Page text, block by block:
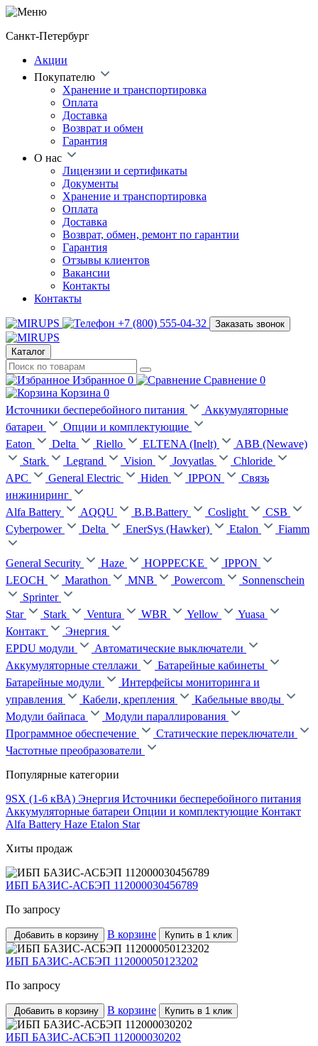
Санкт-Петербург
Акции
Покупателю
Хранение и транспортировка
Оплата
Доставка
Возврат и обмен
Гарантия
О нас
Лицензии и сертификаты
Документы
Хранение и транспортировка
Оплата
Доставка
Возврат, обмен, ремонт по гарантии
Гарантия
Отзывы клиентов
Вакансии
Контакты
Контакты
+7 (800) 555-04-32 Заказать звонок
Каталог
Избранное 0 Сравнение 0
Корзина 0
Источники бесперебойного питания
Аккумуляторные
батареи
Опции и комплектующие
Eaton
Delta Riello ELTENA (Inelt)
ABB (Newave)
Stark
Legrand Vision Jovyatlas
Chloride
APC
General Electric Hiden IPPON
Связь
инжиниринг
Alfa Battery
AQQU B.B.Battery Coslight
CSB
Cyberpower
Delta EnerSys (Hawker) Etalon Fiamm
General Security Haze HOPPECKE
IPPON
LEOCH
Marathon MNB Powercom
Sonnenschein
Sprinter
Star
Stark Ventura WBR Yellow
Yuasa
Контакт
Энергия
EPDU модули
Автоматические выключатели
Аккумуляторные стеллажи
Батарейные кабинеты
Батарейные модули
Интерфейсы мониторинга и
управления
Кабели, крепления
Кабельные вводы
Модули байпаса
Модули параллирования
Программное обеспечение
Статические переключатели
Частотные преобразователи
Популярные категории
9SX (1-6 кВА) Энергия Источники бесперебойного питания
Аккумуляторные батареи Опции и комплектующие Контакт
Alfa Battery Haze Etalon Star
Хиты продаж
ИБП БАЗИС-АСБЭП 112000030456789
По запросу
Добавить в корзину В корзине Купить в 1 клик
ИБП БАЗИС-АСБЭП 112000050123202
По запросу
Добавить в корзину В корзине Купить в 1 клик
ИБП БАЗИС-АСБЭП 112000030202